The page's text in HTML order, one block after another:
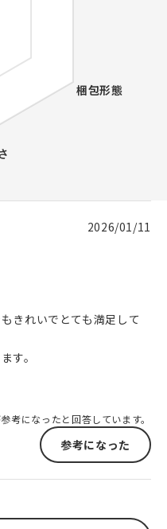
2026/01/11
きれいでとても満足して
す。
考になったと回答しています。
参考になった